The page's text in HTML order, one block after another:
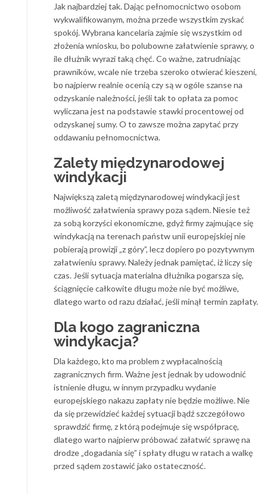
Jak najbardziej tak. Dając pełnomocnictwo osobom
wykwalifikowanym, można przede wszystkim zyskać
spokój. Wybrana kancelaria zajmie się wszystkim od
złożenia wniosku, bo polubowne załatwienie sprawy, o
ile dłużnik wyrazi taką chęć. Co ważne, zatrudniając
prawników, wcale nie trzeba szeroko otwierać kieszeni,
bo najpierw realnie ocenią czy są w ogóle szanse na
odzyskanie należności, jeśli tak to opłata za pomoc
wyliczana jest na podstawie stawki procentowej od
odzyskanej sumy. O to zawsze można zapytać przy
oddawaniu pełnomocnictwa.
Zalety międzynarodowej
windykacji
Największą zaletą międzynarodowej windykacji jest
możliwość załatwienia sprawy poza sądem. Niesie też
za sobą korzyści ekonomiczne, gdyż firmy zajmujące się
windykacją na terenach państw unii europejskiej nie
pobierają prowizji „z góry”, lecz dopiero po pozytywnym
załatwieniu sprawy. Należy jednak pamiętać, iż liczy się
czas. Jeśli sytuacja materialna dłużnika pogarsza się,
ściągnięcie całkowite długu może nie być możliwe,
dlatego warto od razu działać, jeśli minął termin zapłaty.
Dla kogo zagraniczna
windykacja?
Dla każdego, kto ma problem z wypłacalnością
zagranicznych firm. Ważne jest jednak by udowodnić
istnienie długu, w innym przypadku wydanie
europejskiego nakazu zapłaty nie będzie możliwe. Nie
da się przewidzieć każdej sytuacji bądź szczegółowo
sprawdzić firmę, z którą podejmuje się współpracę,
dlatego warto najpierw próbować załatwić sprawę na
drodze „dogadania się” i spłaty długu w ratach a walkę
przed sądem zostawić jako ostateczność.